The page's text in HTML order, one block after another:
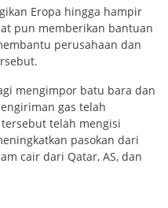
Eropa hingga hampir
pun memberikan bantuan
perusahaan dan
mengimpor batu bara dan
gas telah
telah mengisi
pasokan dari
cair dari Qatar, AS, dan